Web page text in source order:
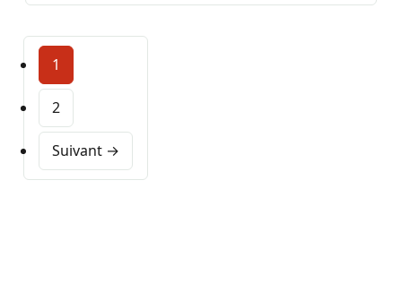
1
2
Suivant →